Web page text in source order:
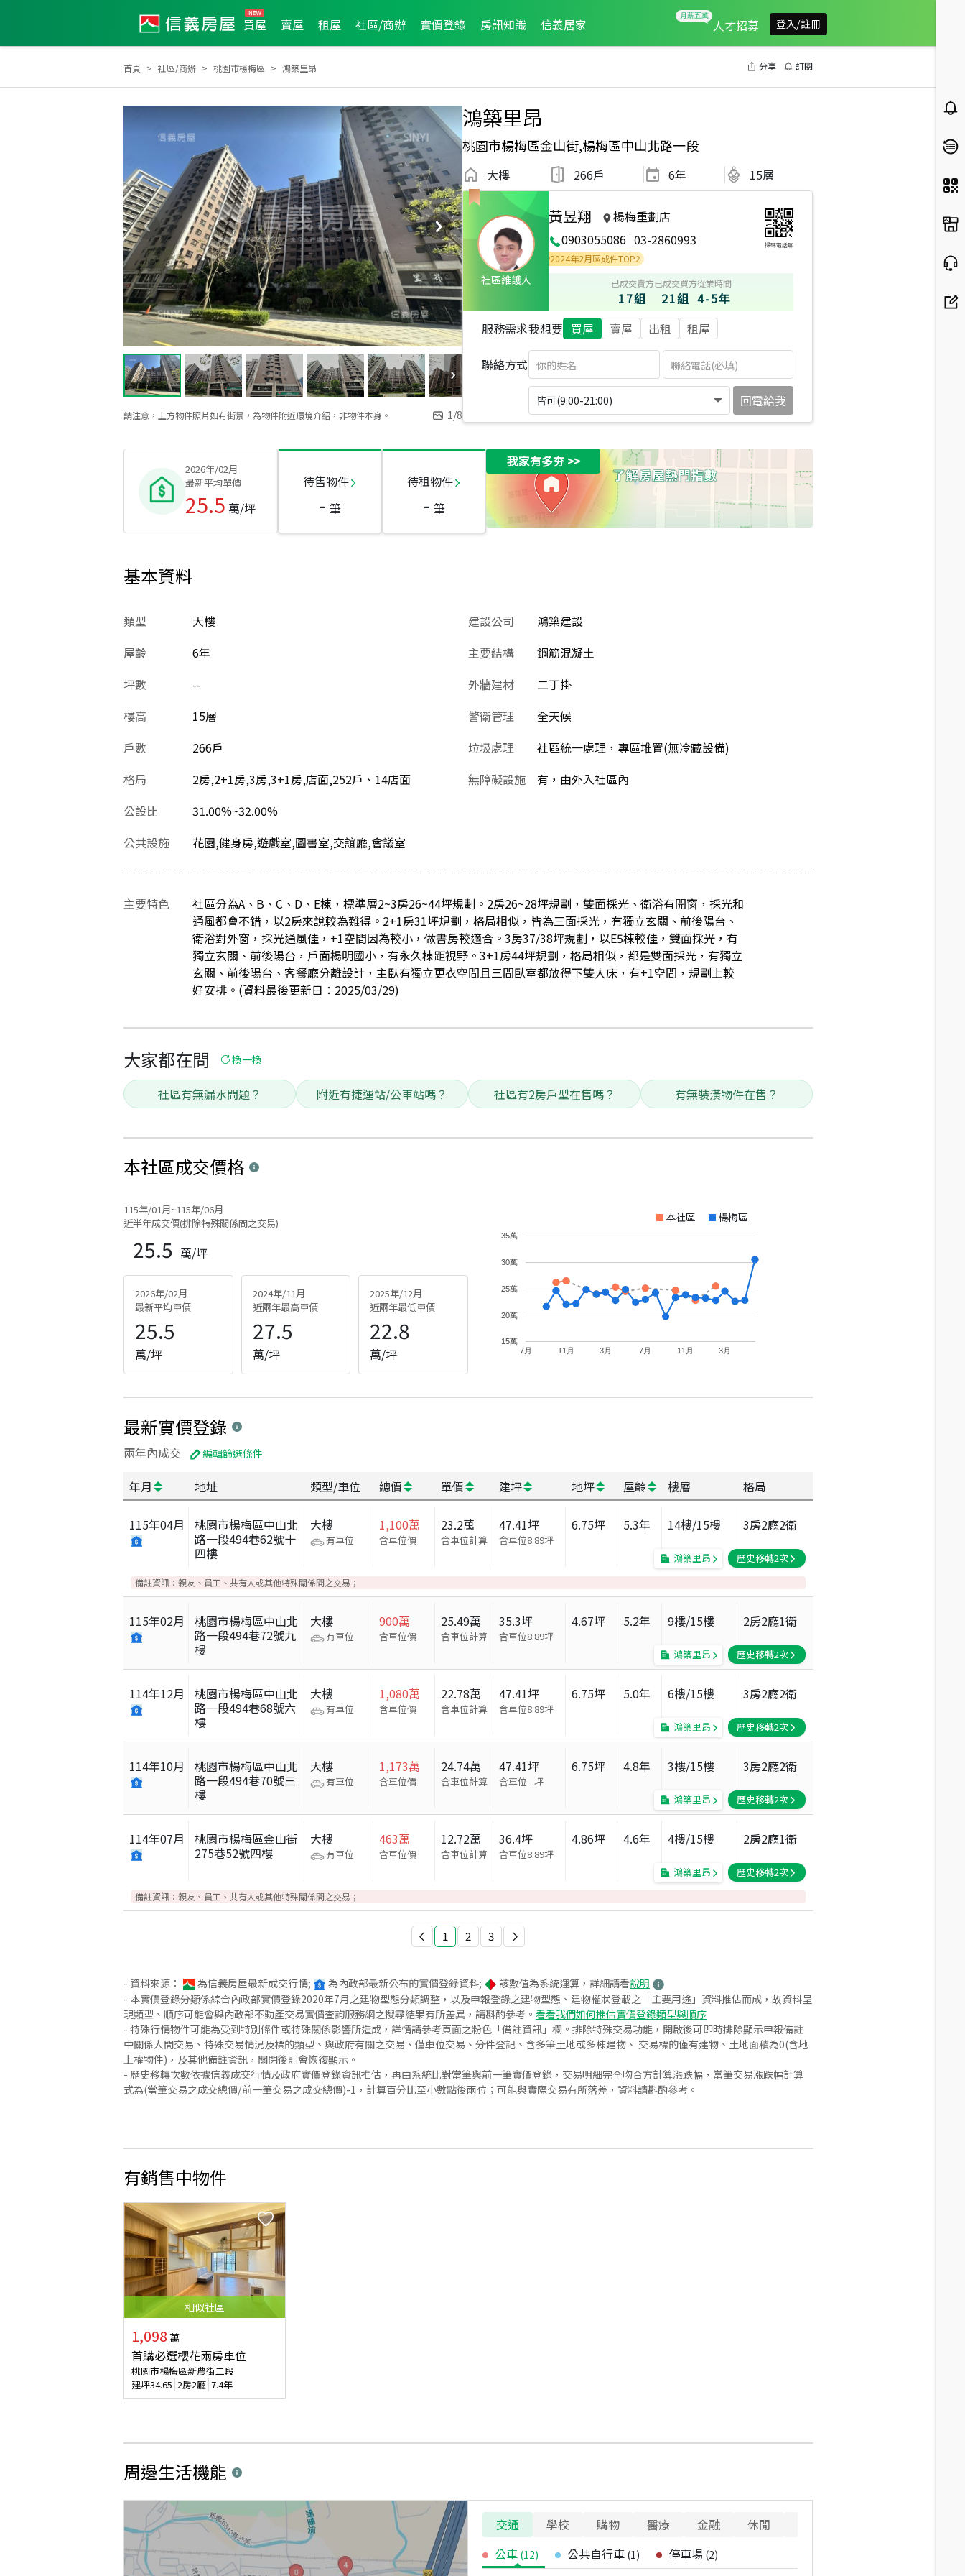
買屋 賣屋 租屋 社區/商辦 實價登錄 房訊知識 信義居家 人才招募 登入/註冊
首頁 社區/商辦 桃園市楊梅區 鴻築里昂 分享 訂閱
請注意，上方物件照片如有街景，為物件附近環境介紹，非物件本身。 1/8
鴻築里昂
桃園市楊梅區金山街,楊梅區中山北路一段
大樓 266戶 6年 15層
社區維護人
黃昱翔
楊梅重劃店
0903055086 03-2860993 掃碼電話聊
2024年8月區業績TOP1 2025年6月區成件TOP2 2024年9月區成件TOP2 2024年8月區成件TOP2
2024年2月區成件TOP2
已成交賣方
17組
已成交買方
21組
從業時間
4-5年
服務需求我想要 買屋 賣屋 出租 租屋
聯絡方式
皆可(9:00-21:00) 回電給我
2026年/02月
最新平均單價
25.5 萬/坪
待售物件
- 筆
待租物件
- 筆
我家有多夯>>
基本資料
類型
大樓
屋齡
6年
坪數
--
樓高
15層
戶數
266戶
格局
2房,2+1房,3房,3+1房,店面,252戶、14店面
公設比
31.00%~32.00%
建設公司
鴻築建設
主要結構
鋼筋混凝土
外牆建材
二丁掛
警衛管理
全天候
垃圾處理
社區統一處理，專區堆置(無冷藏設備)
無障礙設施
有，由外入社區內
公共設施 花園,健身房,遊戲室,圖書室,交誼廳,會議室
主要特色
社區分為A、B、C、D、E棟，標準層2~3房26~44坪規劃。2房26~28坪規劃，雙面採光、衛浴有開窗，採光和
通風都會不錯，以2房來說較為難得。2+1房31坪規劃，格局相似，皆為三面採光，有獨立玄關、前後陽台、
衛浴對外窗，採光通風佳，+1空間因為較小，做書房較適合。3房37/38坪規劃，以E5棟較佳，雙面採光，有
獨立玄關、前後陽台，戶面楊明國小，有永久棟距視野。3+1房44坪規劃，格局相似，都是雙面採光，有獨立
玄關、前後陽台、客餐廳分離設計，主臥有獨立更衣空間且三間臥室都放得下雙人床，有+1空間，規劃上較
好安排。(資料最後更新日：2025/03/29)
大家都在問 換一換
社區有無漏水問題？ 附近有捷運站/公車站嗎？ 社區有2房戶型在售嗎？ 有無裝潢物件在售？
本社區成交價格
115年/01月~115年/06月
近半年成交價(排除特殊關係間之交易)
25.5 萬/坪
2026年/02月
最新平均單價
25.5
萬/坪
2024年/11月
近兩年最高單價
27.5
萬/坪
2025年/12月
近兩年最低單價
22.8
萬/坪
本社區 楊梅區
7月 11月 3月 7月 11月 3月
15萬
20萬
25萬
30萬
35萬
最新實價登錄
兩年內成交 編輯篩選條件
年月 地址 類型/車位 總價 單價 建坪 地坪 屋齡 樓層 格局
115年04月
桃園市楊梅區中山北
路一段494巷62號十
四樓
大樓
有車位
1,100萬
含車位價
23.2萬
含車位計算
47.41坪
含車位8.89坪
6.75坪 5.3年 14樓/15樓 3房2廳2衛
鴻築里昂 歷史移轉2次
備註資訊： 親友、員工、共有人或其他特殊關係間之交易；
115年02月
桃園市楊梅區中山北
路一段494巷72號九
樓
大樓
有車位
900萬
含車位價
25.49萬
含車位計算
35.3坪
含車位8.89坪
4.67坪 5.2年 9樓/15樓 2房2廳1衛
鴻築里昂 歷史移轉2次
114年12月
桃園市楊梅區中山北
路一段494巷68號六
樓
大樓
有車位
1,080萬
含車位價
22.78萬
含車位計算
47.41坪
含車位8.89坪
6.75坪 5.0年 6樓/15樓 3房2廳2衛
鴻築里昂 歷史移轉2次
114年10月
桃園市楊梅區中山北
路一段494巷70號三
樓
大樓
有車位
1,173萬
含車位價
24.74萬
含車位計算
47.41坪
含車位--坪
6.75坪 4.8年 3樓/15樓 3房2廳2衛
鴻築里昂 歷史移轉2次
114年07月
桃園市楊梅區金山街
275巷52號四樓
大樓
有車位
463萬
含車位價
12.72萬
含車位計算
36.4坪
含車位8.89坪
4.86坪 4.6年 4樓/15樓 2房2廳1衛
鴻築里昂 歷史移轉2次
備註資訊： 親友、員工、共有人或其他特殊關係間之交易；
1 2 3
- 資料來源： 為信義房屋最新成交行情; 為內政部最新公布的實價登錄資料; 該數值為系統運算，詳細請看說明
- 本實價登錄分類係綜合內政部實價登錄2020年7月之建物型態分類調整，以及申報登錄之建物型態、建物權狀登載之「主要用途」資料推估而成，故資料呈
現類型、順序可能會與內政部不動產交易實價查詢服務網之搜尋結果有所差異，請斟酌參考。 看看我們如何推估實價登錄類型與順序
- 特殊行情物件可能為受到特別條件或特殊關係影響所造成，詳情請參考頁面之粉色「備註資訊」欄。排除特殊交易功能，開啟後可即時排除顯示申報備註
中關係人間交易、特殊交易情況及標的類型、與政府有關之交易、僅車位交易、分件登記、含多筆土地或多棟建物、 交易標的僅有建物、土地面積為0(含地
上權物件)，及其他備註資訊，關閉後則會恢復顯示。
- 歷史移轉次數依據信義成交行情及政府實價登錄資訊推估，再由系統比對當筆與前一筆實價登錄，交易明細完全吻合方計算漲跌幅，當筆交易漲跌幅計算
式為(當筆交易之成交總價/前一筆交易之成交總價)-1，計算百分比至小數點後兩位；可能與實際交易有所落差，資料請斟酌參考。
有銷售中物件
相似社區
1,098 萬
首購必選櫻花兩房車位
桃園市楊梅區新農街二段
建坪34.65 2房2廳 7.4年
周邊生活機能
交通 學校 購物 醫療 金融 休閒
公車 (12) 公共自行車 (1) 停車場 (2)